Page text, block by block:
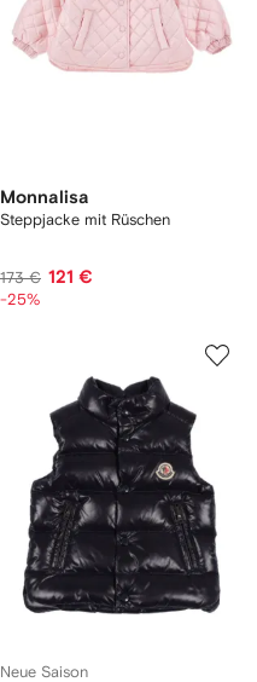
Monnalisa
Steppjacke mit Rüschen
173 € 121 €
-25%
Neue Saison